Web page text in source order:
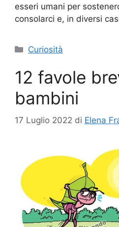
esseri umani per
consolarci e, in diversi
Categorie
Curiosità
12 favole
bambini
17 Luglio 2022 di Elena